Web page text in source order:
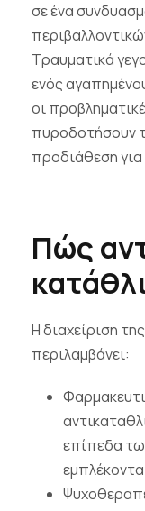
σε ένα
Τραυματικά
ενός
οι
πυροδοτήσουν
προδιάθεση για
Πώς
Η διαχείριση
περιλαμβάνει:
επίπεδα